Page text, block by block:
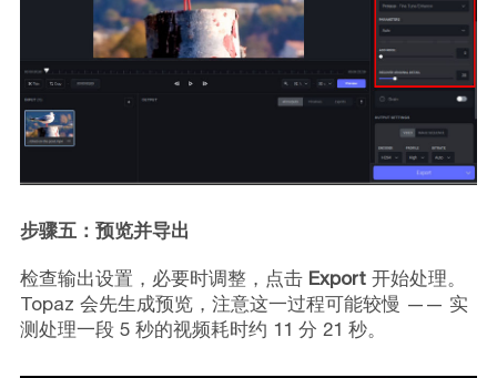
步骤五：预览并导出
检查输出设置，必要时调整，点击 Export开始处理。
Topaz 会先生成预览，注意这一过程可能较慢 —— 实
测处理一段 5 秒的视频耗时约 11 分 21 秒。